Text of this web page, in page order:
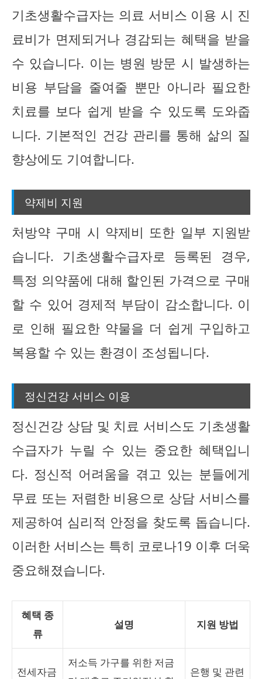
기초생활수급자는 의료 서비스 이용 시 진
료비가 면제되거나 경감되는 혜택을 받을
수 있습니다. 이는 병원 방문 시 발생하는
비용 부담을 줄여줄 뿐만 아니라 필요한
치료를 보다 쉽게 받을 수 있도록 도와줍
니다. 기본적인 건강 관리를 통해 삶의 질
향상에도 기여합니다.
약제비 지원
처방약 구매 시 약제비 또한 일부 지원받
습니다. 기초생활수급자로 등록된 경우,
특정 의약품에 대해 할인된 가격으로 구매
할 수 있어 경제적 부담이 감소합니다. 이
로 인해 필요한 약물을 더 쉽게 구입하고
복용할 수 있는 환경이 조성됩니다.
정신건강 서비스 이용
정신건강 상담 및 치료 서비스도 기초생활
수급자가 누릴 수 있는 중요한 혜택입니
다. 정신적 어려움을 겪고 있는 분들에게
무료 또는 저렴한 비용으로 상담 서비스를
제공하여 심리적 안정을 찾도록 돕습니다.
이러한 서비스는 특히 코로나19 이후 더욱
중요해졌습니다.
혜택 종
류
설명 지원 방법
전세자금
저소득 가구를 위한 저금
은행 및 관련